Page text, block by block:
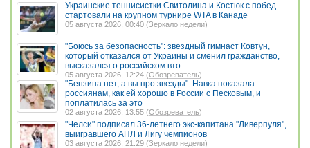
Украинские теннисистки Свитолина и Костюк с побед
стартовали на крупном турнире WTA в Канаде
05 августа 2026, 00:40 (Зеркало недели)
"Боюсь за безопасность": звездный гимнаст Ковтун,
который отказался от Украины и сменил гражданство,
высказался о российском вто
05 августа 2026, 12:24 (Обозреватель)
"Бензина нет, а вы про звезды". Навка показала
россиянам, как ей хорошо в России с Песковым, и
поплатилась за это
02 августа 2026, 13:55 (Обозреватель)
"Челси" подписал 36-летнего экс-капитана "Ливерпуля",
выигравшего АПЛ и Лигу чемпионов
03 августа 2026, 21:29 (Зеркало недели)